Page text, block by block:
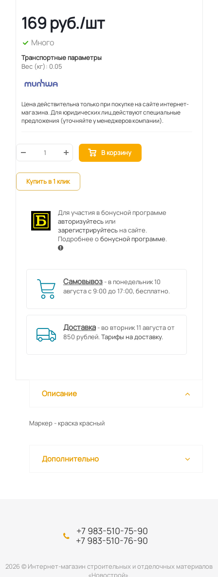
169 руб./шт
Много
Транспортные параметры
Вес (кг): 0.05
Цена действительна только при покупке на сайте интернет-
магазина. Для юридических лиц действуют специальные
предложения (уточняйте у менеджеров компании).
В корзину
Купить в 1 клик
Для участия в бонусной программе
авторизуйтесьили
зарегистрируйтесьна сайте.
Подробнее обонусной программе.
Самовывоз - в понедельник 10
августа с 9:00 до 17:00, бесплатно.
Доставка - во вторник 11 августа от
850 рублей.Тарифы на доставку.
Описание
Маркер - краска красный
Дополнительно
+7 983-510-75-90
+7 983-510-76-90
2026 © Интернет-магазин строительных и отделочных материалов
«Новострой».